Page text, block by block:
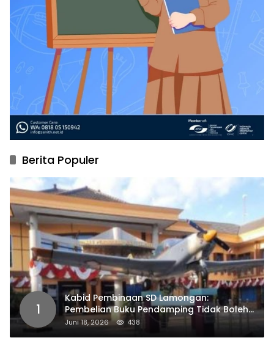
Berita Populer
1
Kabid Pembinaan SD Lamongan:
Pembelian Buku Pendamping Tidak Boleh
Dipaksakan
Juni 18, 2026 438